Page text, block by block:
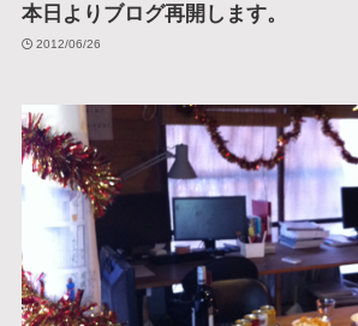
本日よりブログ再開します。
2012/06/26